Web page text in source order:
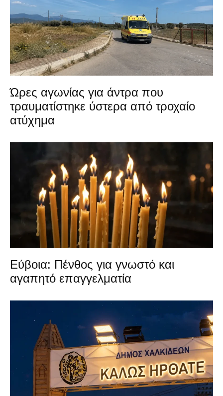
Ώρες αγωνίας για άντρα που
τραυματίστηκε ύστερα από τροχαίο
ατύχημα
Εύβοια: Πένθος για γνωστό και
αγαπητό επαγγελματία